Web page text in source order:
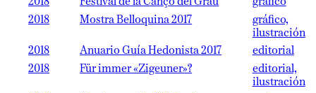
2018
Festival de la Cançò del Grau
gráfico
2018
Mostra Belloquina 2017
gráfico,
ilustración
2018
Anuario Guía Hedonista 2017
editorial
2018
Für immer «Zigeuner»?
editorial,
ilustración